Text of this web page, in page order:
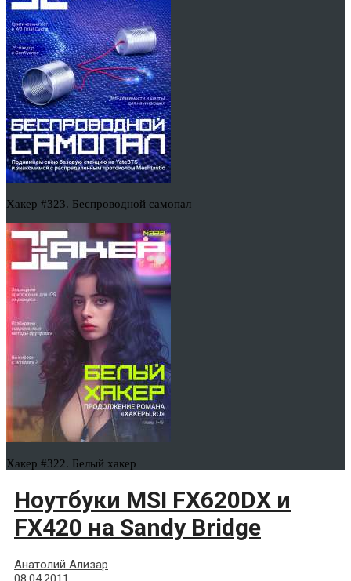
Хакер #323. Беспроводной самопал
Хакер #322. Белый хакер
Ноутбуки MSI FX620DX и
FX420 на Sandy Bridge
Анатолий Ализар